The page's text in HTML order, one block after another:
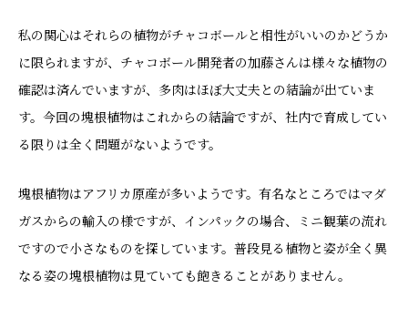
私の関心はそれらの植物がチャコボールと相性がいいのかどうか
に限られますが、チャコボール開発者の加藤さんは様々な植物の
確認は済んでいますが、多肉はほぼ大丈夫との結論が出ていま
す。今回の塊根植物はこれからの結論ですが、社内で育成してい
る限りは全く問題がないようです。
塊根植物はアフリカ原産が多いようです。有名なところではマダ
ガスからの輸入の様ですが、インパックの場合、ミニ観葉の流れ
ですので小さなものを探しています。普段見る植物と姿が全く異
なる姿の塊根植物は見ていても飽きることがありません。